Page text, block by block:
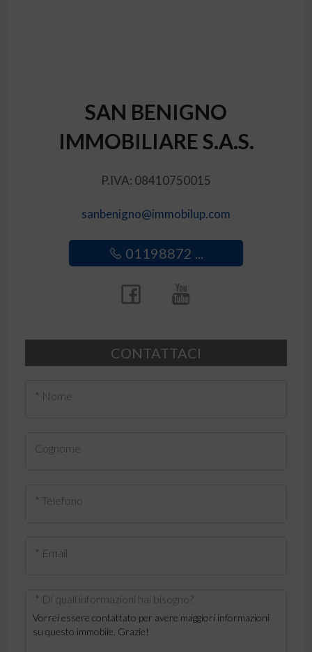
SAN BENIGNO
IMMOBILIARE S.A.S.
P.IVA: 08410750015
sanbenigno@immobilup.com
01198872 ...
CONTATTACI
* Nome
Cognome
* Telefono
* Email
* Di quali informazioni hai bisogno?